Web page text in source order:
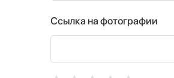
Ссылка на фотографии